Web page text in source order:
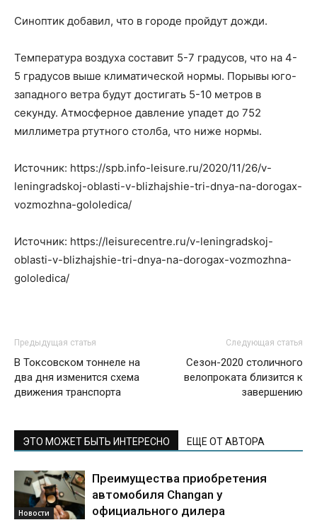
Синоптик добавил, что в городе пройдут дожди.
Температура воздуха составит 5-7 градусов, что на 4-
5 градусов выше климатической нормы. Порывы юго-
западного ветра будут достигать 5-10 метров в
секунду. Атмосферное давление упадет до 752
миллиметра ртутного столба, что ниже нормы.
Источник: https://spb.info-leisure.ru/2020/11/26/v-
leningradskoj-oblasti-v-blizhajshie-tri-dnya-na-dorogax-
vozmozhna-gololedica/
Источник: https://leisurecentre.ru/v-leningradskoj-
oblasti-v-blizhajshie-tri-dnya-na-dorogax-vozmozhna-
gololedica/
Предыдущая статья
В Токсовском тоннеле на
два дня изменится схема
движения транспорта
Следующая статья
Сезон-2020 столичного
велопроката близится к
завершению
ЭТО МОЖЕТ БЫТЬ ИНТЕРЕСНО ЕЩЕ ОТ АВТОРА
Новости
Преимущества приобретения
автомобиля Changan у
официального дилера